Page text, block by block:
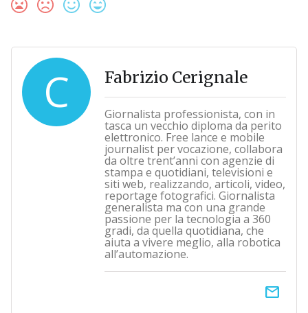
C Fabrizio Cerignale
Giornalista professionista, con in
tasca un vecchio diploma da perito
elettronico. Free lance e mobile
journalist per vocazione, collabora
da oltre trent’anni con agenzie di
stampa e quotidiani, televisioni e
siti web, realizzando, articoli, video,
reportage fotografici. Giornalista
generalista ma con una grande
passione per la tecnologia a 360
gradi, da quella quotidiana, che
aiuta a vivere meglio, alla robotica
all’automazione.
email